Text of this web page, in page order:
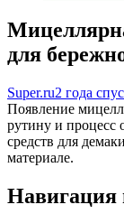
для
Super.ru2 года
Появление
рутину и процесс
средств для
материале.
Навигация